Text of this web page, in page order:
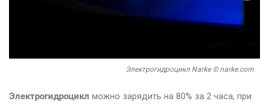
Электрогидроцикл Narke © narke.com
Электрогидроцикл можно зарядить на 80% за 2 часа, при